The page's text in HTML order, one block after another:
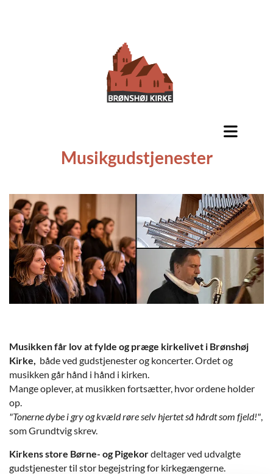
Musikgudstjenester
Musikken får lov at fylde og præge kirkelivet i Brønshøj
Kirke, både ved gudstjenester og koncerter. Ordet og
musikken går hånd i hånd i kirken.
Mange oplever, at musikken fortsætter, hvor ordene holder
op.
"Tonerne dybe i gry og kvæld røre selv hjertet så hårdt som fjeld!"
som Grundtvig skrev.
Kirkens store Børne- og Pigekordeltager ved udvalgte
gudstjenester til stor begejstring for kirkegængerne.